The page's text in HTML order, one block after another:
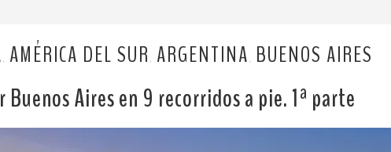
AMÉRICA DEL SUR ARGENTINA BUENOS AIRES
Aires en 9 recorridos a pie. 1ª parte